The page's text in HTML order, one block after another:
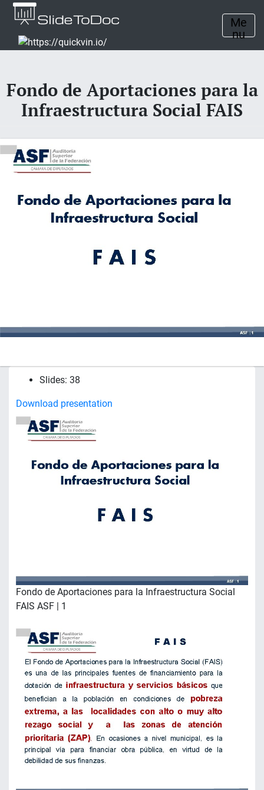
Me
nu
Fondo de Aportaciones para la
Infraestructura Social FAIS
Slides: 38
Download presentation
Fondo de Aportaciones para la Infraestructura Social
FAIS ASF | 1